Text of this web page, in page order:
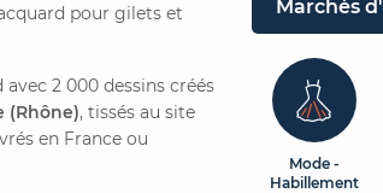
pour gilets et
2 000 dessins créés
(Rhône), tissés au site
en France ou
Marchés
Mode -
Habillement